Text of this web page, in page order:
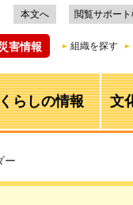
本文へ 閲覧サポー
害情報 組織を探す
らしの情報 文
ー